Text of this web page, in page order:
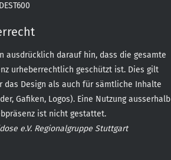
ausdrücklich darauf hin, dass die gesamte
urheberrechtlich geschützt ist. Dies gilt
das Design als auch für sämtliche Inhalte
Gafiken, Logos). Eine Nutzung ausserhalb
ist nicht gestattet.
e.V. Regionalgruppe Stuttgart